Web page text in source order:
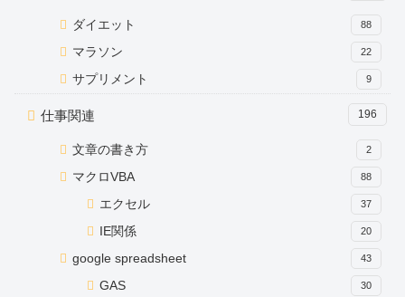
ダイエット 88
マラソン 22
サプリメント 9
仕事関連 196
文章の書き方 2
マクロVBA 88
エクセル 37
IE関係 20
google spreadsheet 43
GAS 30